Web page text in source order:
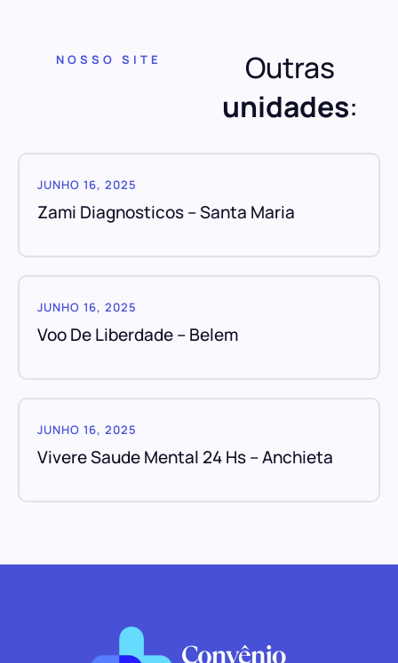
NOSSO SITE
Outras
unidades:
JUNHO 16, 2025
Zami Diagnosticos – Santa Maria
JUNHO 16, 2025
Voo De Liberdade – Belem
JUNHO 16, 2025
Vivere Saude Mental 24 Hs – Anchieta